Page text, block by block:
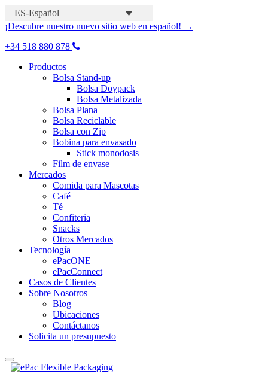
ES-Español
¡Descubre nuestro nuevo sitio web en español! →
+34 518 880 878
Productos
Bolsa Stand-up
Bolsa Doypack
Bolsa Metalizada
Bolsa Plana
Bolsa Reciclable
Bolsa con Zip
Bobina para envasado
Stick monodosis
Film de envase
Mercados
Comida para Mascotas
Café
Té
Confiteria
Snacks
Otros Mercados
Tecnología
ePacONE
ePacConnect
Casos de Clientes
Sobre Nosotros
Blog
Ubicaciones
Contáctanos
Solicita un presupuesto